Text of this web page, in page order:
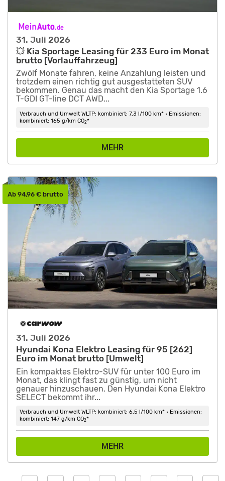
31. Juli 2026
💥 Kia Sportage Leasing für 233 Euro im Monat
brutto [Vorlauffahrzeug]
Zwölf Monate fahren, keine Anzahlung leisten und
trotzdem einen richtig gut ausgestatteten SUV
bekommen. Genau das macht den Kia Sportage 1.6
T-GDI GT-line DCT AWD...
Verbrauch und Umwelt WLTP: kombiniert: 7,3 l/100 km* • Emissionen:
kombiniert: 165 g/km CO2*
MEHR
31. Juli 2026
Hyundai Kona Elektro Leasing für 95 [262]
Euro im Monat brutto [Umwelt]
Ein kompaktes Elektro-SUV für unter 100 Euro im
Monat, das klingt fast zu günstig, um nicht
genauer hinzuschauen. Den Hyundai Kona Elektro
SELECT bekommt ihr...
Verbrauch und Umwelt WLTP: kombiniert: 6,5 l/100 km* • Emissionen:
kombiniert: 147 g/km CO2*
MEHR
Ab 94,96 € brutto